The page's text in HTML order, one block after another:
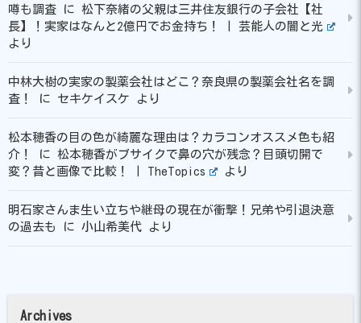
噂も調査 に 松下奈緒の父親は三井住友銀行の子会社【社
長】！実家はなんと2億円でお金持ち！ | 芸能人の闇と光
より
中林大樹の実家の製薬会社はどこ？奈良県の製薬会社名を調
査！
に セキケイスケ より
松本穂香の目の色が綺麗な理由は？カラコンオススメ色も紹
介！
に 松本穂香がブサイクで鼻の穴が残念？目頭切開で
変？昔と画像で比較！ | TheTopics
より
明石家さんま生い立ちや継母の現在が衝撃！兄弟や引退決意
の過去も
に 小山希美代 より
Archives